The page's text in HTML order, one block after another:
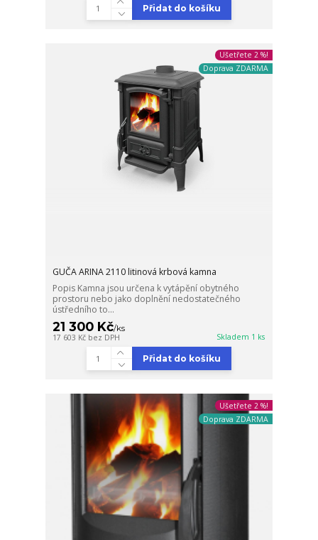
Přidat do košíku
Ušetřete 2 %!
Doprava ZDARMA
GUČA ARINA 2110 litinová krbová kamna
Popis Kamna jsou určena k vytápění obytného
prostoru nebo jako doplnění nedostatečného
ústředního to...
21 300 Kč/ks
17 603 Kč bez DPH Skladem 1 ks
Přidat do košíku
Ušetřete 2 %!
Doprava ZDARMA